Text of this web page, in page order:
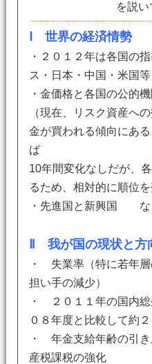
を説い
Ⅰ 世界の経済情勢
・２０１２年は各国の
ス・日本・中国・米国
・金価格と各国の公的
（現在、リスク資産へ
金が買われる傾向にあ
ば
10年間変化なしだが、
るため、相対的に順位を
・先進国と新興国 な
Ⅱ 我が国の現状と方
・ 失業率（特に若年
担い手の減少）
・ ２０１１年の国内
０８年度と比較して約
・ 年金支給年齢の引
産税課税の強化